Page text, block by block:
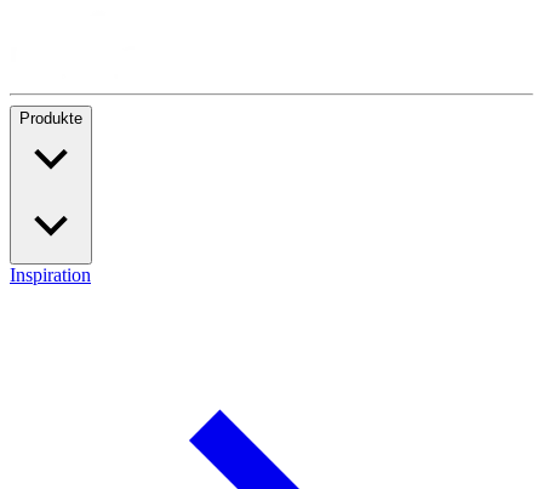
Produkte
Inspiration